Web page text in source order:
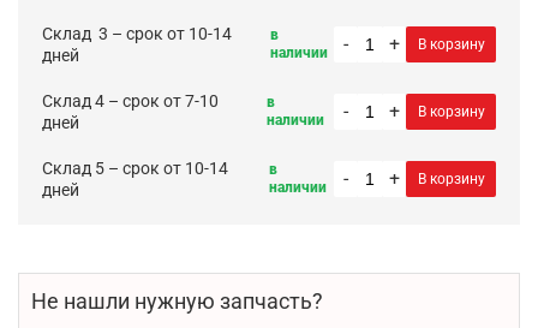
Cклад 3 – срок от 10-14
дней
в
наличии
- + В корзину
Склад 4 – срок от 7-10
дней
в
наличии
- + В корзину
Склад 5 – срок от 10-14
дней
в
наличии
- + В корзину
Не нашли нужную запчасть?